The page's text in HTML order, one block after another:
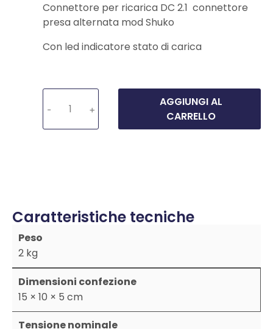
Connettore per ricarica DC 2.1 connettore
presa alternata mod Shuko
Con led indicatore stato di carica
- +
AGGIUNGI AL
CARRELLO
Caratteristiche tecniche
Peso
2 kg
Dimensioni confezione
15 × 10 × 5 cm
Tensione nominale